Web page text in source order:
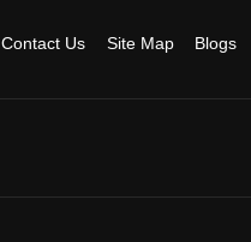
Contact Us Site Map Blogs